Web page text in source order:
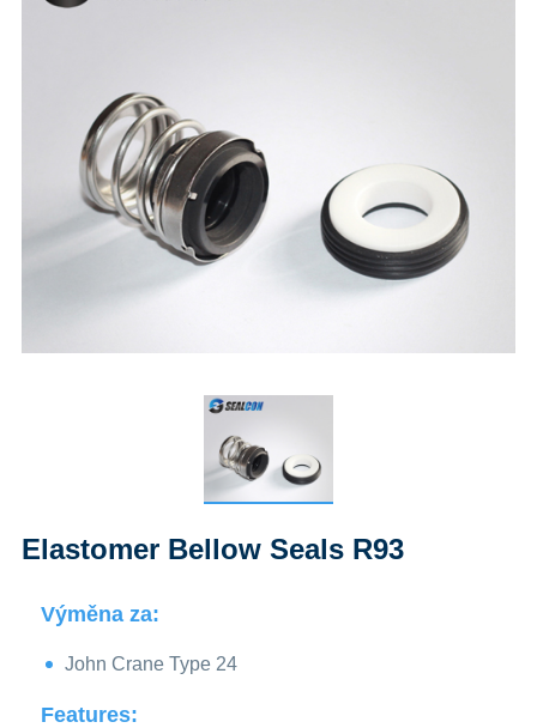
Elastomer Bellow Seals R93
Výměna za:
John Crane Type 24
Features: